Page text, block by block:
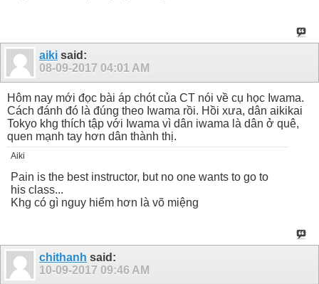
aiki said:
08-09-2017 04:01 AM
Hôm nay mới đọc bài áp chót của CT nói về cụ học Iwama.
Cách đánh đó là đúng theo Iwama rồi. Hồi xưa, dân aikikai
Tokyo khg thích tập với Iwama vì dân iwama là dân ở quê,
quen mạnh tay hơn dân thành thị.
Aiki
Pain is the best instructor, but no one wants to go to
his class...
Khg có gì nguy hiểm hơn là võ miệng
chithanh said:
10-09-2017 09:46 AM